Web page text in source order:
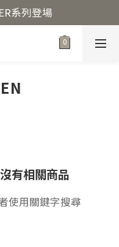
相機📷
系列登場
相機📷
有相關商品
使用關鍵字搜尋